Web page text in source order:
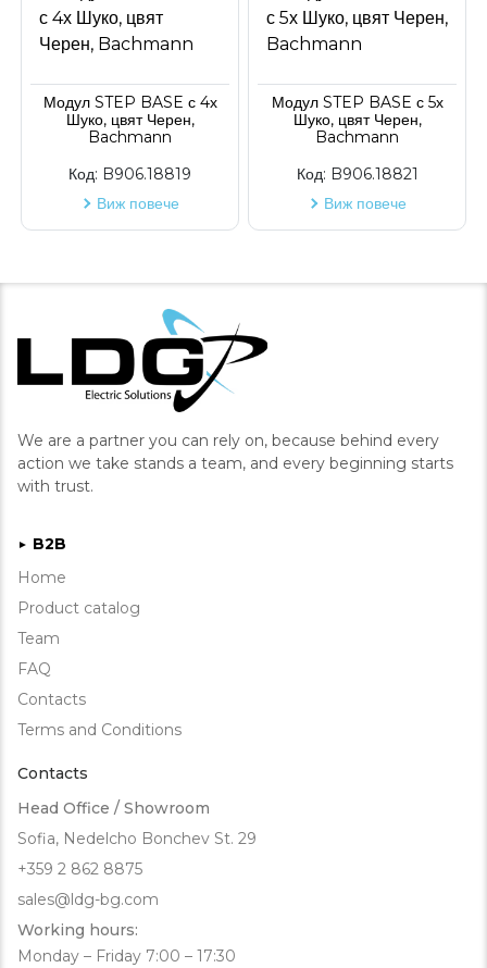
Модул STEP BASE с 4х
Шуко, цвят Черен,
Bachmann
Код: B906.18819
Виж повече
Модул STEP BASE с 5х
Шуко, цвят Черен,
Bachmann
Код: B906.18821
Виж повече
We are a partner you can rely on, because behind every
action we take stands a team, and every beginning starts
with trust.
► B2B
Home
Product catalog
Team
FAQ
Contacts
Terms and Conditions
Contacts
Head Office / Showroom
Sofia, Nedelcho Bonchev St. 29
+359 2 862 8875
sales@ldg-bg.com
Working hours:
Monday – Friday 7:00 – 17:30